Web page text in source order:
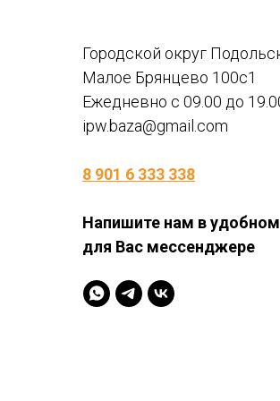
Городской округ
Малое Брянцево 100с1
Ежедневно с 09.00 до
ipw.baza@gmail.com
8 901 6 333 338
Напишите нам в удобном
для Вас мессенджере